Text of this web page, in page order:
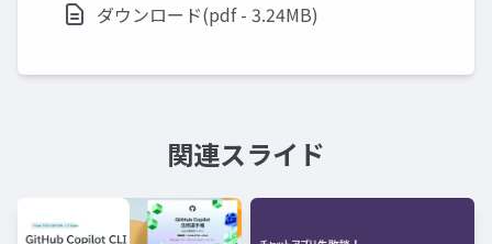
ダウンロード(pdf - 3.24MB)
関連スライド